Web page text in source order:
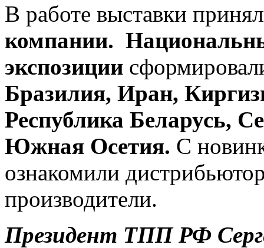
В работе выставки
компании.
экспозиции
Бразилия, Иран,
Республика Беларусь,
Южная Осетия. С
ознакомили
производители.
Президент ТПП РФ